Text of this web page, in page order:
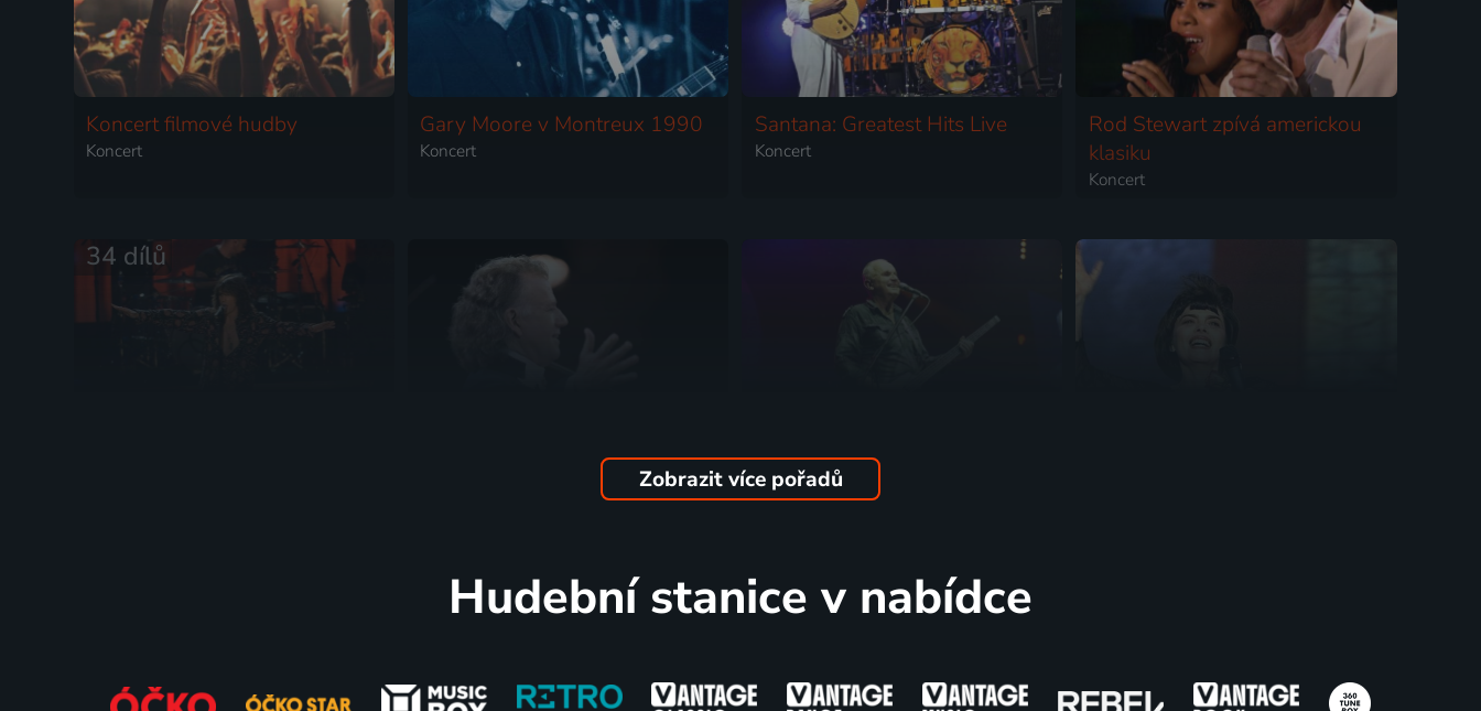
Koncert filmové hudby
Koncert
Gary Moore v Montreux 1990
Koncert
Santana: Greatest Hits Live
Koncert
Rod Stewart zpívá americkou
klasiku
Koncert
34 dílů
André Rieu - Královský koncert Elán
2 díly
Zobrazit více pořadů
Hudební stanice v nabídce